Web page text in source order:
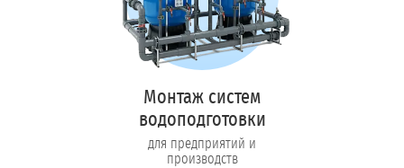
Монтаж систем
водоподготовки
для предприятий и
производств